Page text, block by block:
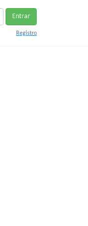
Entrar
Registro